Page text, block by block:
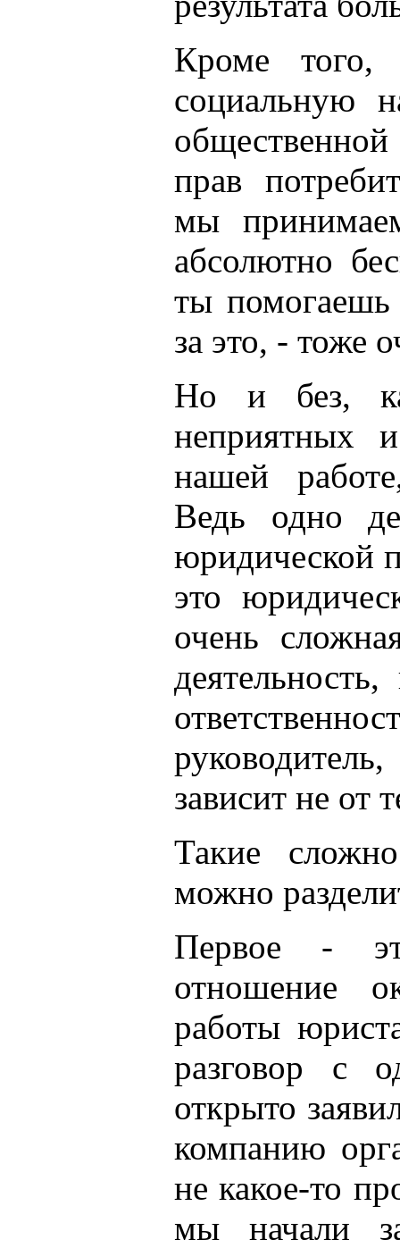
Кроме того,
социальную
прав
мы
абсолютно
ты
за это, - тоже
Но и без,
неприятных
нашей
Ведь одно
юридической
это
очень
зависит не от
Такие
можно
Первое -
отношение
работы
разговор с
открыто
компанию
не какое-то
мы начали